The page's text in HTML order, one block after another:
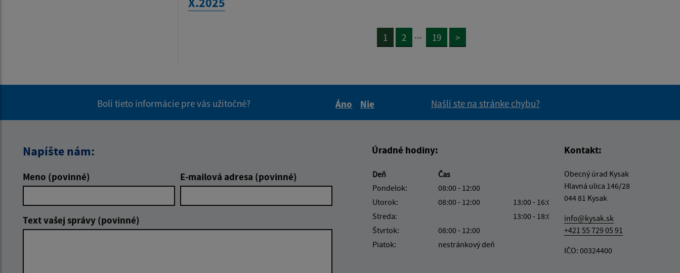
1 2 ... 19 >
Boli tieto informácie pre vás užitočné?
Áno
Nie
Našli ste na stránke chybu?
Napíšte nám:
Meno (povinné) E-mailová adresa (povinné)
Text vašej správy (povinné)
Úradné hodiny:
Deň
Čas
Pondelok:
08:00 - 12:00
Utorok:
08:00 - 12:00
13:00 - 16:00
Streda:
13:00 - 18:00
Štvrtok:
08:00 - 12:00
Piatok:
nestránkový deň
Kontakt:
Obecný úrad Kysak
Hlavná ulica 146/28
044 81 Kysak
info@kysak.sk
+421 55 729 05 91
IČO: 00324400